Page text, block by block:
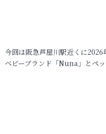
今回は阪急芦屋川駅近くに
ベビーブランド「Nuna」とペ